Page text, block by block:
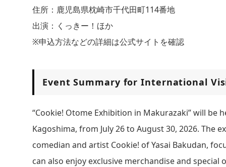
住所：鹿児島県枕崎市千代田町114番地
出演：くっきー！ほか
※申込方法などの詳細は公式サイトを確認
Event Summary for International
“Cookie! Otome Exhibition in Makurazaki” will be
Kagoshima, from July 26 to August 30, 2026. The
comedian and artist Cookie! of Yasai Bakudan,
can also enjoy exclusive merchandise and